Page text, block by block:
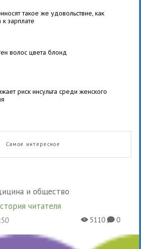
такое же удовольствие, как
к зарплате
волос цвета блонд
риск инсульта среди женского
Самое интересное
и общество
История читателя
X5110K0